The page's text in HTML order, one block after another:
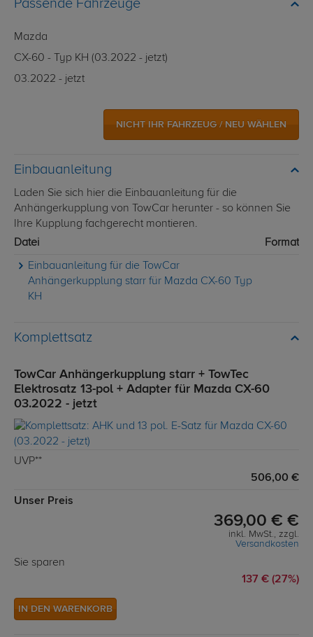
Passende Fahrzeuge
Mazda
CX-60 - Typ KH (03.2022 - jetzt)
03.2022 - jetzt
NICHT IHR FAHRZEUG / NEU WÄHLEN
Einbauanleitung
Laden Sie sich hier die Einbauanleitung für die
Anhängerkupplung von TowCar herunter - so können Sie
Ihre Kupplung fachgerecht montieren.
Datei
Format
Einbauanleitung für die TowCar
Anhängerkupplung starr für Mazda CX-60 Typ
KH
Komplettsatz
TowCar Anhängerkupplung starr + TowTec
Elektrosatz 13-pol + Adapter für Mazda CX-60
03.2022 - jetzt
UVP**
506,00 €
Unser Preis
369,00 € €
inkl. MwSt., zzgl.
Versandkosten
Sie sparen
137 € (27%)
IN DEN WARENKORB